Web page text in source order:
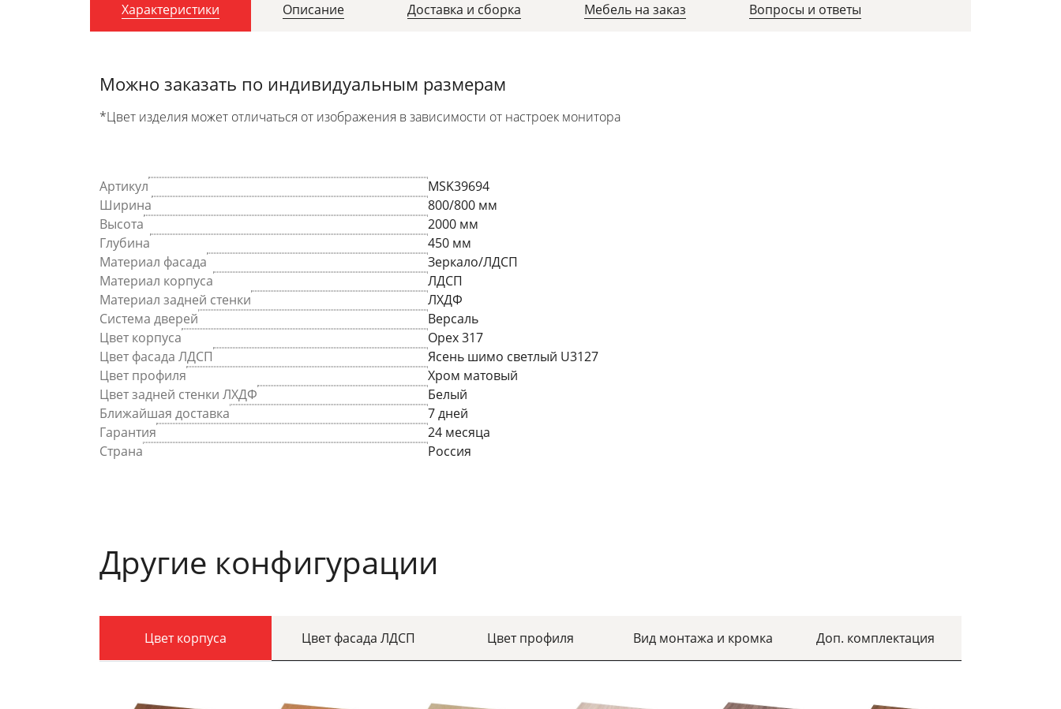
Характеристики Описание Доставка и сборка Мебель на заказ Вопросы и ответы
Можно заказать по индивидуальным размерам
*Цвет изделия может отличаться от изображения в зависимости от настроек монитора
Артикул
MSK39694
Ширина
800/800 мм
Высота
2000 мм
Глубина
450 мм
Материал фасада
Зеркало/ЛДСП
Материал корпуса
ЛДСП
Материал задней стенки
ЛХДФ
Система дверей
Версаль
Цвет корпуса
Орех 317
Цвет фасада ЛДСП
Ясень шимо светлый U3127
Цвет профиля
Хром матовый
Цвет задней стенки ЛХДФ
Белый
Ближайшая доставка
7 дней
Гарантия
24 месяца
Страна
Россия
Другие конфигурации
Цвет корпуса Цвет фасада ЛДСП Цвет профиля Вид монтажа и кромка Доп. комплектация